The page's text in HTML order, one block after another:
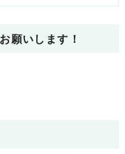
願いします！